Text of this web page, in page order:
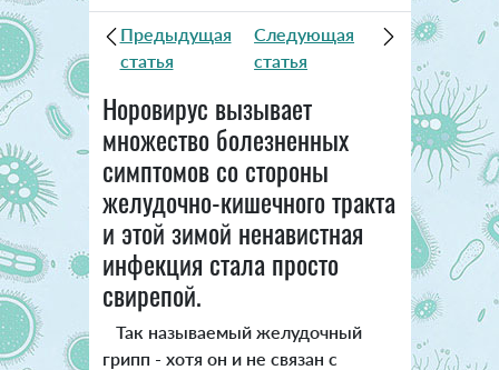
Предыдущая
статья
Следующая
статья
Норовирус вызывает
множество болезненных
симптомов со стороны
желудочно-кишечного тракта
и этой зимой ненавистная
инфекция стала просто
свирепой.
Так называемый желудочный
грипп - хотя он и не связан с